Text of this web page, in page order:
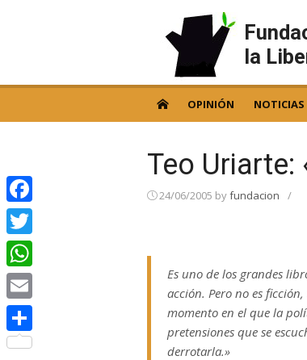
la
OPINIÓN NOTICIAS
Teo Uriarte:
24/06/2005 byfundacion /
Es uno de los grandes
acción. Pero no es
momento en el que la
pretensiones que se
derrotarla.»
Facebook
Twitter
WhatsApp
Email
Compartir